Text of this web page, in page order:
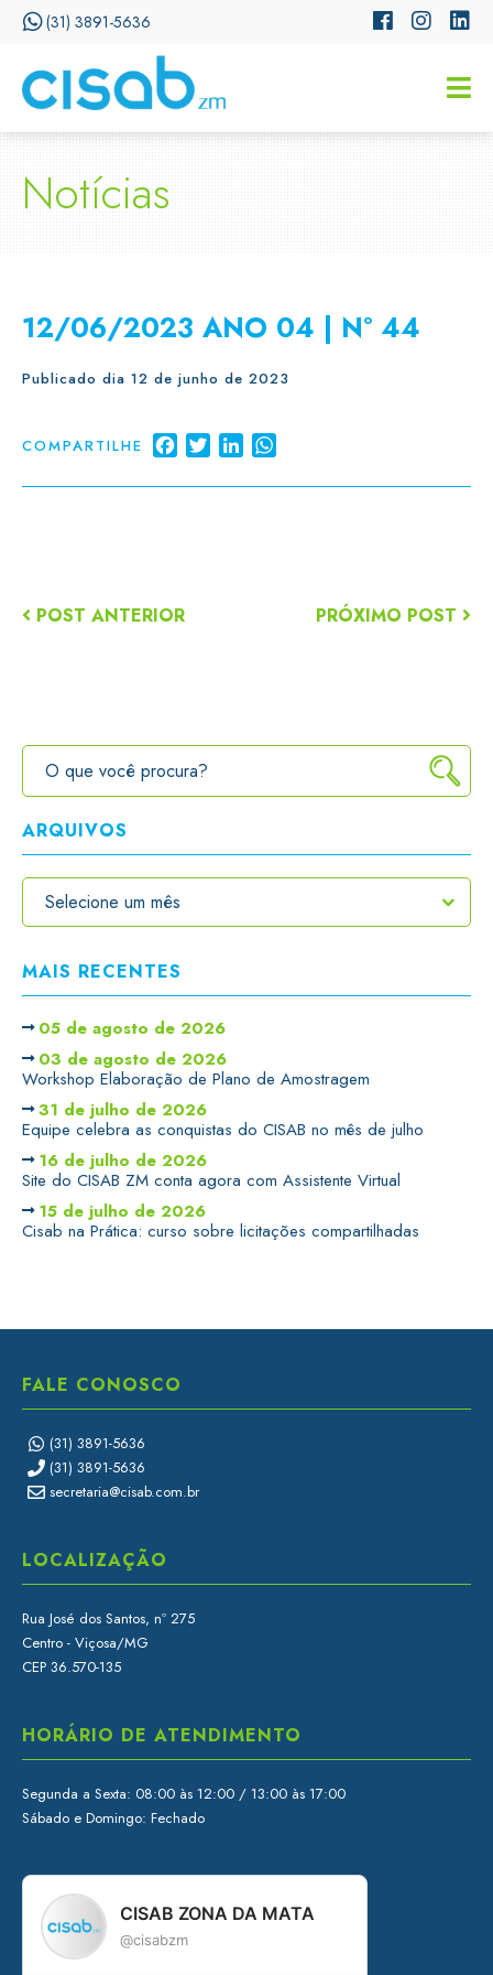
(31) 3891-5636
Notícias
12/06/2023 ANO 04 | Nº 44
Publicado dia 12 de junho de 2023
COMPARTILHE FacebookTwitterLinkedIn
POST ANTERIOR PRÓXIMO POST
ARQUIVOS
MAIS RECENTES
05 de agosto de 2026
03 de agosto de 2026
Workshop Elaboração de Plano de Amostragem
31 de julho de 2026
Equipe celebra as conquistas do CISAB no mês de julho
16 de julho de 2026
Site do CISAB ZM conta agora com Assistente Virtual
15 de julho de 2026
Cisab na Prática: curso sobre licitações compartilhadas
FALE CONOSCO
(31) 3891-5636
(31) 3891-5636
secretaria@cisab.com.br
LOCALIZAÇÃO
Rua José dos Santos, nº 275
Centro - Viçosa/MG
CEP 36.570-135
HORÁRIO DE ATENDIMENTO
Segunda a Sexta: 08:00 às 12:00 / 13:00 às 17:00
Sábado e Domingo: Fechado
CISAB ZONA DA MATA
@cisabzm
CISSA